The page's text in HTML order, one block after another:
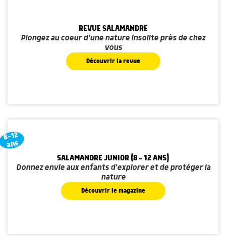
REVUE SALAMANDRE
Plongez au coeur d'une nature insolite près de chez
vous
Découvrir la revue
8-12
ans
SALAMANDRE JUNIOR (8 - 12 ANS)
Donnez envie aux enfants d'explorer et de protéger la
nature
Découvrir le magazine